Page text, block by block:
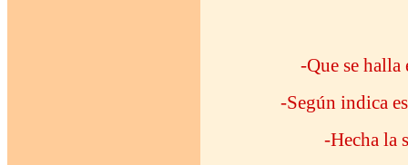
-Que se
-Según indica
-Hecha la